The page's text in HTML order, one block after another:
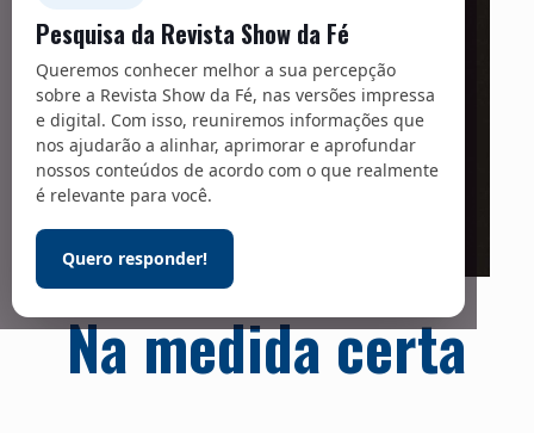
Pesquisa da Revista Show da Fé
Queremos conhecer melhor a sua percepção
sobre a Revista Show da Fé, nas versões impressa
e digital. Com isso, reuniremos informações que
nos ajudarão a alinhar, aprimorar e aprofundar
nossos conteúdos de acordo com o que realmente
é relevante para você.
Quero responder!
Foto: NCI / Unsplash
Na medida certa